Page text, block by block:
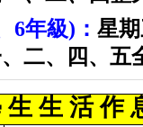
6年級)： 星
二、四、五
生 生 活 作